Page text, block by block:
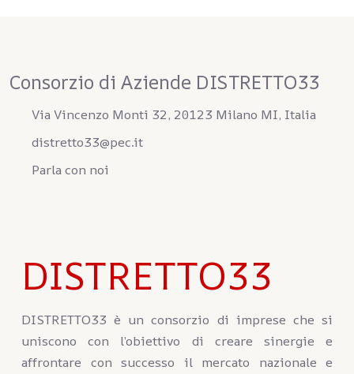
Consorzio di Aziende DISTRETTO33
Via Vincenzo Monti 32, 20123 Milano MI, Italia
distretto33@pec.it
Parla con noi
DISTRETTO33
DISTRETTO33 è un consorzio di imprese che si
uniscono con l’obiettivo di creare sinergie e
affrontare con successo il mercato nazionale e